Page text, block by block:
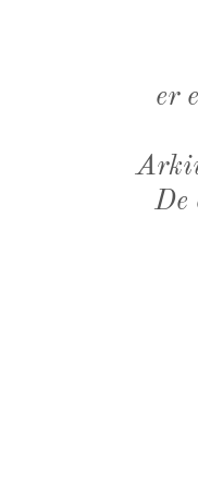
er
De